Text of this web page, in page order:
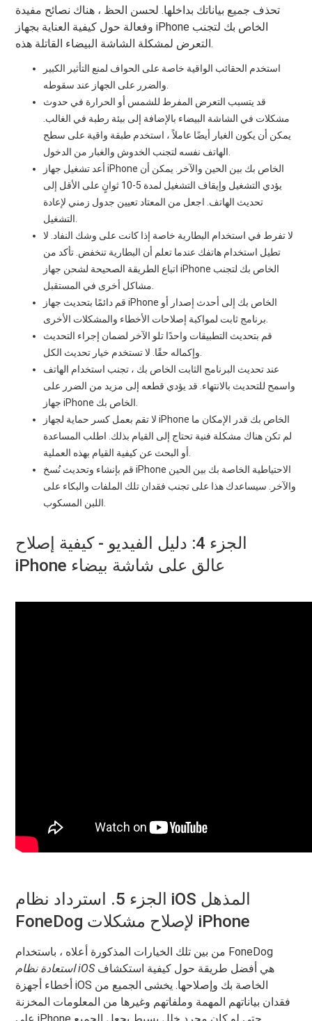
تحذف جميع بياناتك بداخلها. لحسن الحظ ، هناك نصائح مفيدة
وفعالة حول كيفية العناية بجهاز iPhone الخاص بك لتجنب
التعرض لمشكلة الشاشة البيضاء القاتلة هذه.
استخدم الحقائب الواقية خاصة على الحواف لمنع التأثير الكبير
قد يتسبب التعرض المفرط للشمس أو الحرارة في حدوث
مشكلات في الشاشة البيضاء بالإضافة إلى بيئة رطبة في الغالب.
يمكن أن يكون الغبار أيضًا عاملاً ، استخدم طبقة واقية على سطح
أعد تشغيل جهاز iPhone الخاص بك بين الحين والآخر. يمكن أن
يؤدي التشغيل وإيقاف التشغيل لمدة 5-10 ثوانٍ على الأقل إلى
تحديث الهاتف. اجعل من المعتاد تعيين جدول زمني لإعادة
لا تفرط في استخدام البطارية خاصة إذا كانت على وشك النفاد. لا
تطيل استخدام هاتفك عندما تعلم أن البطارية تنخفض. تأكد من
اتباع الطريقة الصحيحة لشحن جهاز iPhone الخاص بك لتجنب
قم دائمًا بتحديث جهاز iPhone الخاص بك إلى أحدث إصدار أو
قم بتحديث التطبيقات واحدًا تلو الآخر لضمان إجراء التحديث
عند تحديث البرنامج الثابت الخاص بك ، تجنب استخدام الهاتف
واسمح للتحديث بالانتهاء. قد يؤدي قطعه إلى مزيد من الضرر على
لا تقم بعمل كسر حماية لجهاز iPhone الخاص بك قدر الإمكان ما
لم تكن هناك مشكلة فنية تحتاج إلى القيام بذلك. اطلب المساعدة
قم بإنشاء وتحديث نُسخ iPhone الاحتياطية الخاصة بك بين الحين
والآخر. سيساعدك هذا على تجنب فقدان تلك الملفات والبكاء على
الجزء 4: دليل الفيديو - كيفية إصلاح
iPhone عالق على شاشة بيضاء
الجزء 5. استرداد نظام iOS المذهل
FoneDog لإصلاح مشكلات iPhone
من بين تلك الخيارات المذكورة أعلاه ، باستخدام FoneDog
استعادة نظام iOSهي أفضل طريقة حول كيفية استكشاف
أخطاء أجهزة iOS الخاصة بك وإصلاحها. يخشى الجميع من
فقدان بياناتهم المهمة وملفاتهم وغيرها من المعلومات المخزنة